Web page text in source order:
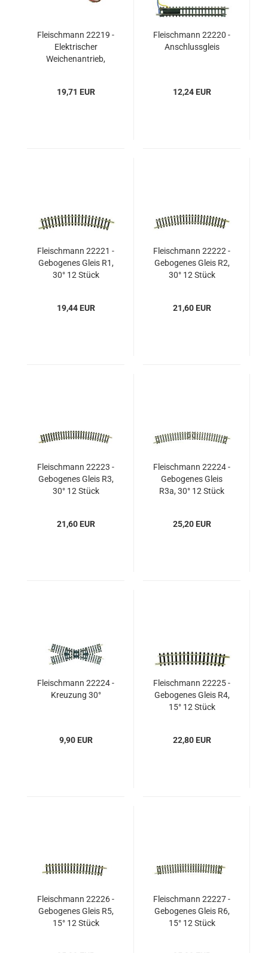
Fleischmann 22219 -
Elektrischer
Weichenantrieb,
19,71 EUR
Fleischmann 22220 -
Anschlussgleis
12,24 EUR
Fleischmann 22221 -
Gebogenes Gleis R1,
30° 12 Stück
19,44 EUR
Fleischmann 22222 -
Gebogenes Gleis R2,
30° 12 Stück
21,60 EUR
Fleischmann 22223 -
Gebogenes Gleis R3,
30° 12 Stück
21,60 EUR
Fleischmann 22224 -
Gebogenes Gleis
R3a, 30° 12 Stück
25,20 EUR
Fleischmann 22224 -
Kreuzung 30°
9,90 EUR
Fleischmann 22225 -
Gebogenes Gleis R4,
15° 12 Stück
22,80 EUR
Fleischmann 22226 -
Gebogenes Gleis R5,
15° 12 Stück
Fleischmann 22227 -
Gebogenes Gleis R6,
15° 12 Stück